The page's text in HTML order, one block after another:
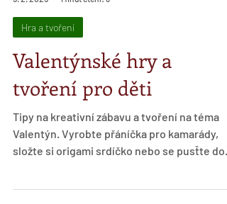
Dováděník
5. 2. 2025
Minut čtení: 3
Hra a tvoření
Valentýnské hry a
tvoření pro děti